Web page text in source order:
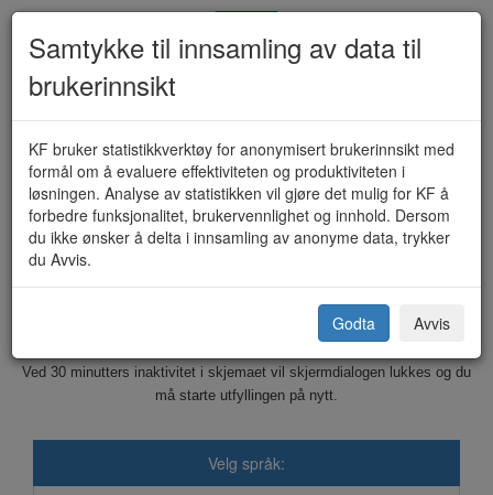
Salgsbevilling for alkohol (KF-
124)
Dette skjemaet sendes elektronisk til kommunen.
Ved 30 minutters inaktivitet i skjemaet vil skjermdialogen lukkes og du
må starte utfyllingen på nytt.
Velg språk:
Samtykke til innsamling av data til
brukerinnsikt
KF bruker statistikkverktøy for anonymisert brukerinnsikt med
formål om å evaluere effektiviteten og produktiviteten i
løsningen. Analyse av statistikken vil gjøre det mulig for KF å
forbedre funksjonalitet, brukervennlighet og innhold. Dersom
du ikke ønsker å delta i innsamling av anonyme data, trykker
du Avvis.
Godta Avvis